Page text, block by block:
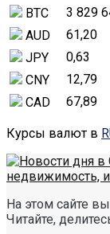
BTC
3 829
AUD
61,20
JPY
0,63
CNY
12,79
CAD
67,89
Курсы валют в
На этом сайте
Читайте,